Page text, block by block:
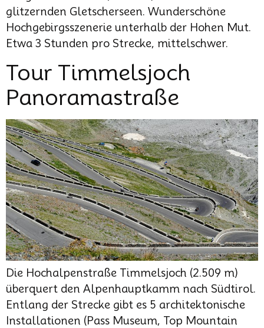
glitzernden Gletscherseen. Wunderschöne
Hochgebirgsszenerie unterhalb der Hohen Mut.
Etwa 3 Stunden pro Strecke, mittelschwer.
Tour Timmelsjoch
Panoramastraße
Die Hochalpenstraße Timmelsjoch (2.509 m)
überquert den Alpenhauptkamm nach Südtirol.
Entlang der Strecke gibt es 5 architektonische
Installationen (Pass Museum, Top Mountain